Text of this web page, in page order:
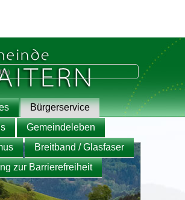
Bürgerservice
Gemeindeleben
Breitband / Glasfaser
zur Barrierefreiheit